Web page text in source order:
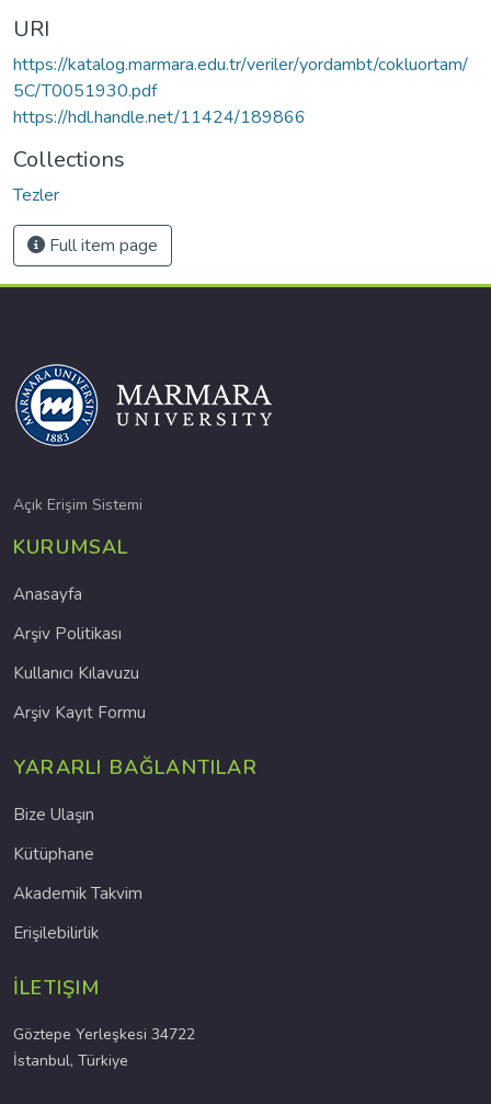
URI
https://katalog.marmara.edu.tr/veriler/yordambt/cokluortam/
5C/T0051930.pdf
https://hdl.handle.net/11424/189866
Collections
Tezler
Full item page
Açık Erişim Sistemi
KURUMSAL
Anasayfa
Arşiv Politikası
Kullanıcı Kılavuzu
Arşiv Kayıt Formu
YARARLI BAĞLANTILAR
Bize Ulaşın
Kütüphane
Akademik Takvim
Erişilebilirlik
İLETIŞIM
Göztepe Yerleşkesi 34722
İstanbul, Türkiye